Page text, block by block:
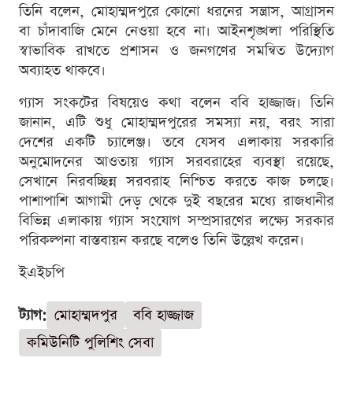
তিনি বলেন, মোহাম্মদপুরে কোনো ধরনের সন্ত্রাস, আগ্রাসন
বা চাঁদাবাজি মেনে নেওয়া হবে না। আইনশৃঙ্খলা পরিস্থিতি
স্বাভাবিক রাখতে প্রশাসন ও জনগণের সমন্বিত উদ্যোগ
অব্যাহত থাকবে।
গ্যাস সংকটের বিষয়েও কথা বলেন ববি হাজ্জাজ। তিনি
জানান, এটি শুধু মোহাম্মদপুরের সমস্যা নয়, বরং সারা
দেশের একটি চ্যালেঞ্জ। তবে যেসব এলাকায় সরকারি
অনুমোদনের আওতায় গ্যাস সরবরাহের ব্যবস্থা রয়েছে,
সেখানে নিরবচ্ছিন্ন সরবরাহ নিশ্চিত করতে কাজ চলছে।
পাশাপাশি আগামী দেড় থেকে দুই বছরের মধ্যে রাজধানীর
বিভিন্ন এলাকায় গ্যাস সংযোগ সম্প্রসারণের লক্ষ্যে সরকার
পরিকল্পনা বাস্তবায়ন করছে বলেও তিনি উল্লেখ করেন।
ইএইচপি
ট্যাগ: মোহাম্মদপুর
ববি হাজ্জাজ
কমিউনিটি পুলিশিং সেবা